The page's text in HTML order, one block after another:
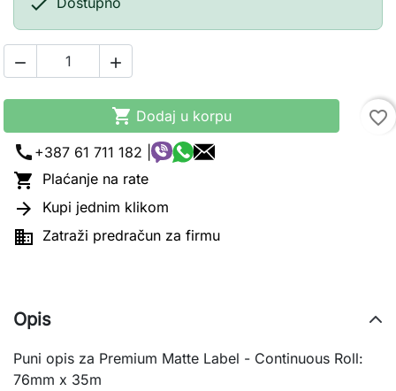

 
 Dodaj u korpu
favorite_border
call +387 61 711 182 |
 Plaćanje na rate
 Kupi jednim klikom
 Zatraži predračun za firmu
Opis
Puni opis za Premium Matte Label - Continuous Roll:
76mm x 35m